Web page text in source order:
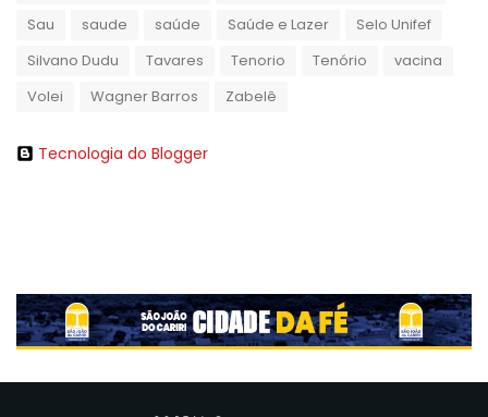
Sau
saude saúde Saúde e Lazer
Selo Unifef
Silvano Dudu
Tavares Tenorio Tenório
vacina
Volei
Wagner Barros Zabelê
Tecnologia do Blogger